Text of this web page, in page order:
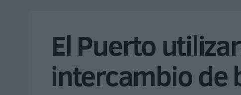
El Puerto
intercambio de